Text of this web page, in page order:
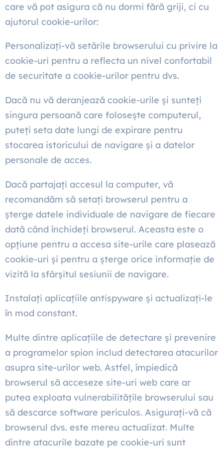
care vă pot asigura că nu dormi fără griji, ci cu
ajutorul cookie-urilor:
Personalizați-vă setările browserului cu privire la
cookie-uri pentru a reflecta un nivel confortabil
de securitate a cookie-urilor pentru dvs.
Dacă nu vă deranjează cookie-urile și sunteți
singura persoană care folosește computerul,
puteți seta date lungi de expirare pentru
stocarea istoricului de navigare și a datelor
personale de acces.
Dacă partajați accesul la computer, vă
recomandăm să setați browserul pentru a
șterge datele individuale de navigare de fiecare
dată când închideți browserul. Aceasta este o
opțiune pentru a accesa site-urile care plasează
cookie-uri și pentru a șterge orice informație de
vizită la sfârșitul sesiunii de navigare.
Instalați aplicațiile antispyware și actualizați-le
în mod constant.
Multe dintre aplicațiile de detectare și prevenire
a programelor spion includ detectarea atacurilor
asupra site-urilor web. Astfel, împiedică
browserul să acceseze site-uri web care ar
putea exploata vulnerabilitățile browserului sau
să descarce software periculos. Asigurați-vă că
browserul dvs. este mereu actualizat. Multe
dintre atacurile bazate pe cookie-uri sunt